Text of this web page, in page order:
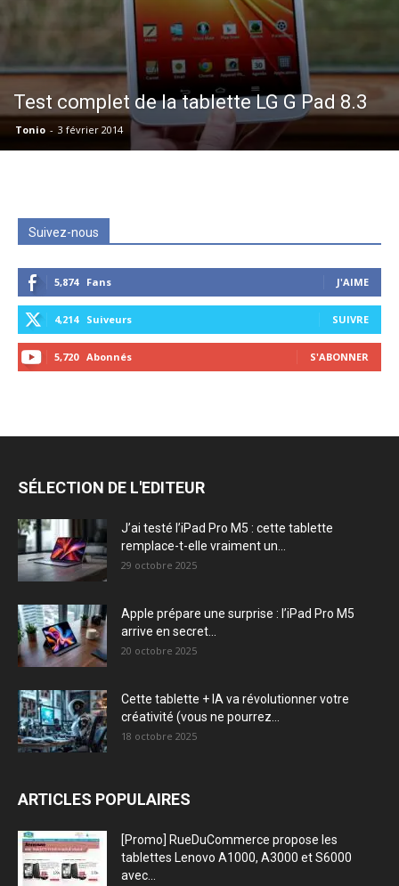
Test complet de la tablette LG G Pad 8.3
Tonio - 3 février 2014
Suivez-nous
5,874 Fans J'AIME
4,214 Suiveurs SUIVRE
5,720 Abonnés S'ABONNER
SÉLECTION DE L'EDITEUR
J’ai testé l’iPad Pro M5 : cette tablette
remplace-t-elle vraiment un...
29 octobre 2025
Apple prépare une surprise : l’iPad Pro M5
arrive en secret...
20 octobre 2025
Cette tablette + IA va révolutionner votre
créativité (vous ne pourrez...
18 octobre 2025
ARTICLES POPULAIRES
[Promo] RueDuCommerce propose les
tablettes Lenovo A1000, A3000 et S6000
avec...